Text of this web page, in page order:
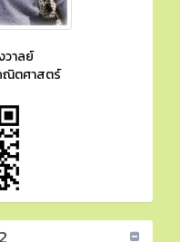
วาลย์
ณิตศาสตร์